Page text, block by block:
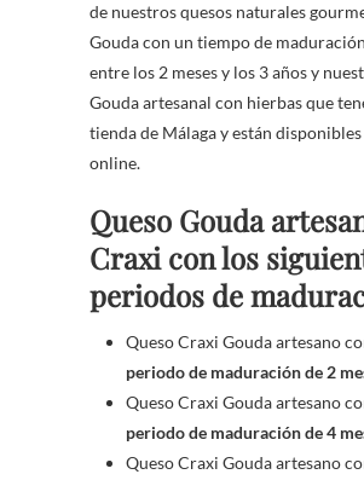
de nuestros quesos naturales
Gouda con un tiempo de
entre los 2 meses y los 3 años y
Gouda artesanal con hierbas que
tienda de Málaga y están
online.
Queso Gouda
Craxi con los
periodos de
Queso Craxi Gouda artesano
periodo de maduración de 2
Queso Craxi Gouda artesano
periodo de maduración de 4
Queso Craxi Gouda artesano